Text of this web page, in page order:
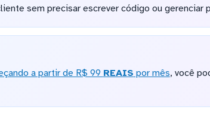
sem precisar escrever código ou gerenciar
a partir de R$ 99 REAIS por mês, você